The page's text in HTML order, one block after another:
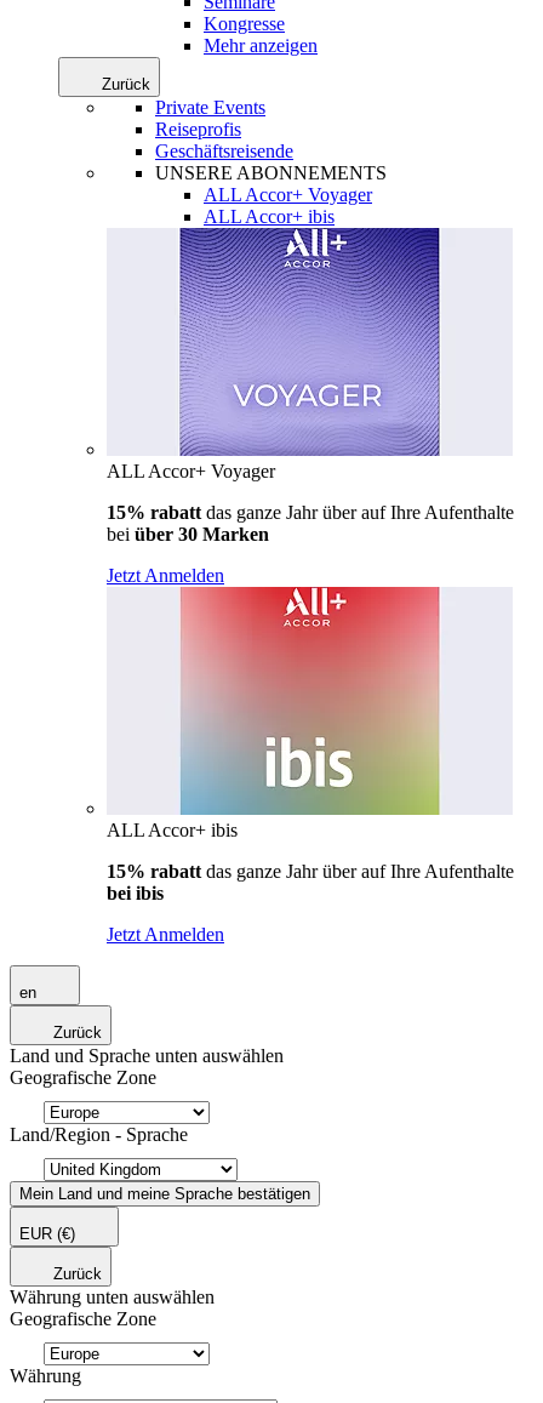
Kongresse
Mehr anzeigen
Zurück
Private Events
Reiseprofis
Geschäftsreisende
UNSERE ABONNEMENTS
ALL Accor+ Voyager
ALL Accor+ ibis
ALL Accor+ Voyager
15% rabatt das ganze Jahr über auf Ihre Aufenthalte
bei über 30 Marken
Jetzt Anmelden
ALL Accor+ ibis
15% rabatt das ganze Jahr über auf Ihre Aufenthalte
bei ibis
Jetzt Anmelden
en
Zurück
Land und Sprache unten auswählen
Geografische Zone
Land/Region - Sprache
Mein Land und meine Sprache bestätigen
EUR (€)
Zurück
Währung unten auswählen
Geografische Zone
Währung